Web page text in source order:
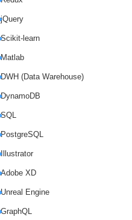
jQuery
Scikit-learn
Matlab
DWH (Data Warehouse)
DynamoDB
SQL
PostgreSQL
Illustrator
Adobe XD
Unreal Engine
GraphQL